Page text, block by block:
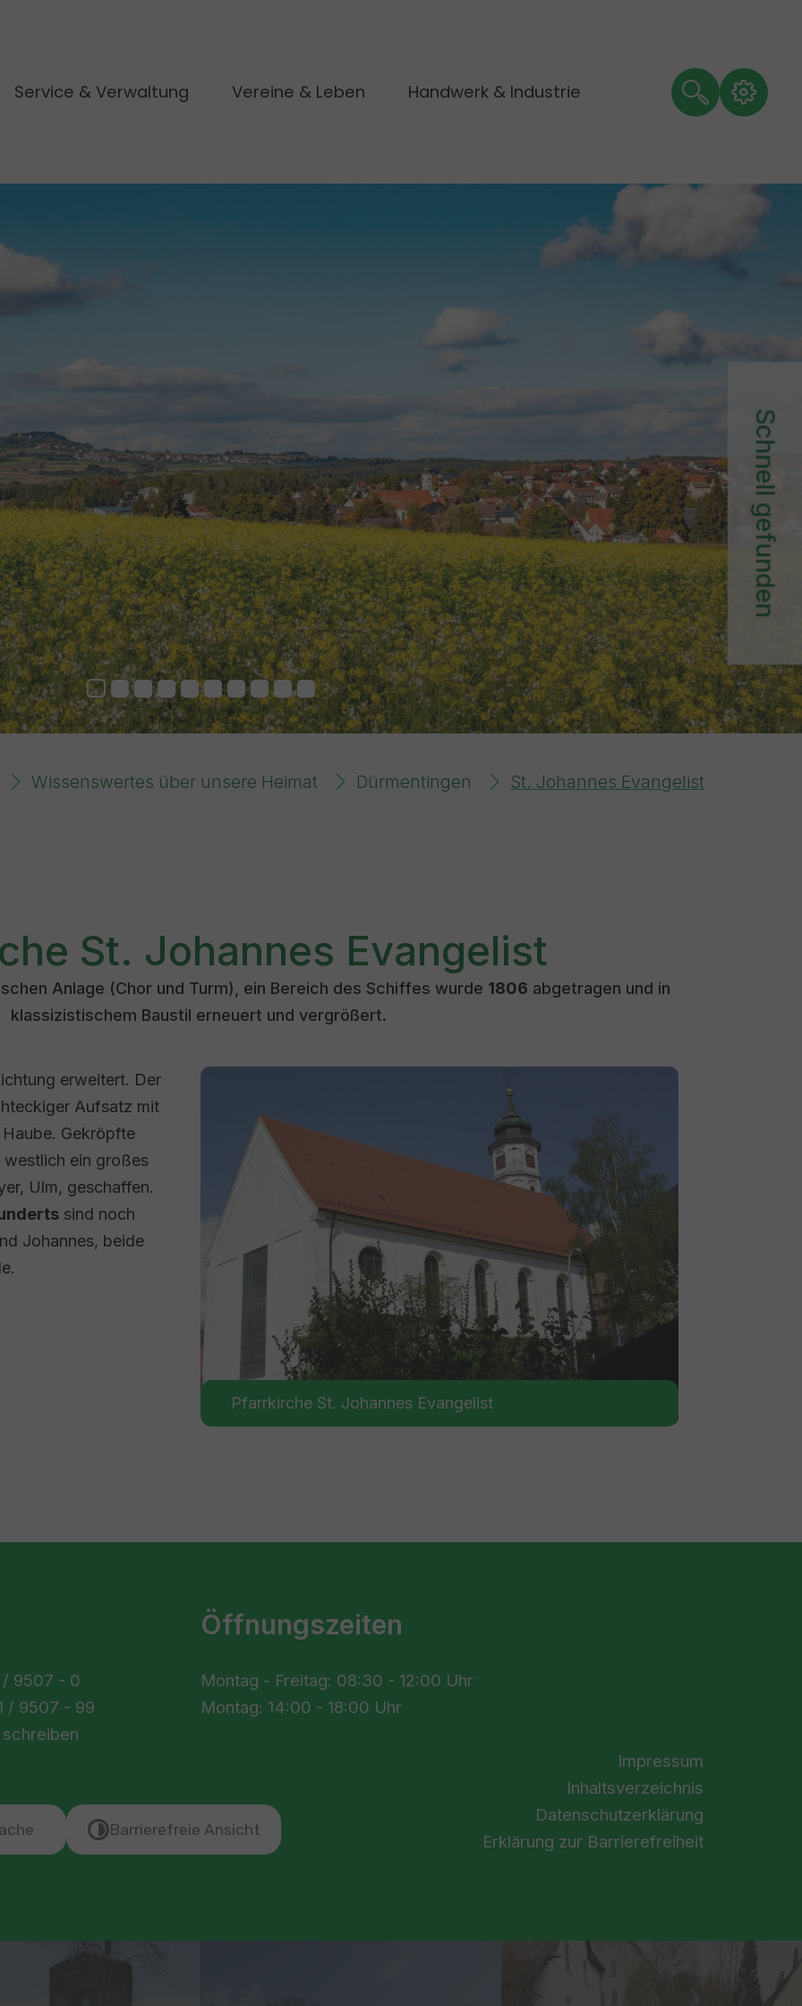
Service & Verwaltung Vereine & Leben Handwerk & Industrie
Schnell gefunden
Wissenswertes über unsere Heimat Dürmentingen St. Johannes Evangelist
St. Johannes Evangelist
Anlage (Chor und Turm), ein Bereich des Schiffes wurde 1806 abgetragen und in
klassizistischem Baustil erneuert und vergrößert.
Show larger version for:
Pfarrkirche St. Johannes Evangelist
erweitert. Der
Aufsatz mit
Gekröpfte
westlich ein großes
Ulm, geschaffen.
sind noch
Johannes, beide
/ 9507 - 0
/ 9507 - 99
schreiben
Öffnungszeiten
Montag - Freitag: 08:30 - 12:00 Uhr
Montag: 14:00 - 18:00 Uhr
Barrierefreie Ansicht
Impressum
Inhaltsverzeichnis
Datenschutzerklärung
Erklärung zur Barrierefreiheit